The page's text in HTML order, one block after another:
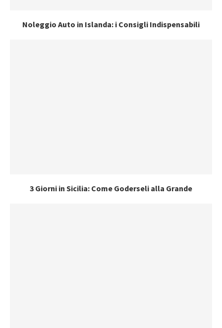
Noleggio Auto in Islanda: i Consigli Indispensabili
3 Giorni in Sicilia: Come Goderseli alla Grande